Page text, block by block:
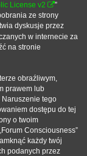
License v2
”
ze strony
dyskusje przez
w internecie za
na stronie
obraźliwym,
prawem lub
tego
dostępu do tej
o twoim
Consciousness”
każdy twój
podanych przez